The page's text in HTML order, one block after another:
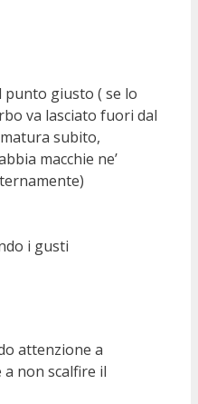
punto giusto ( se lo
va lasciato fuori dal
subito,
macchie ne’
i gusti
attenzione a
non scalfire il